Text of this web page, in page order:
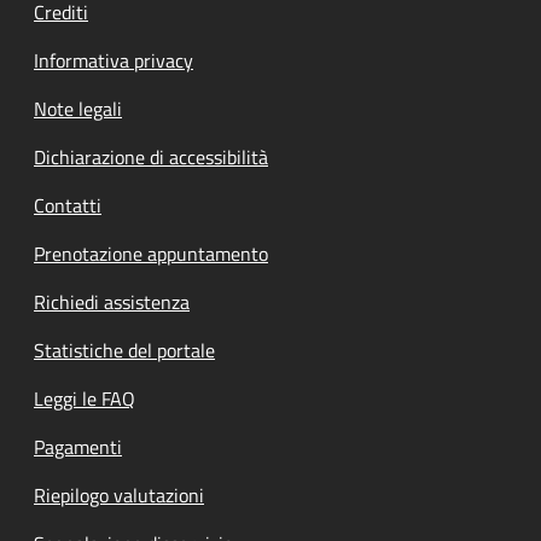
Crediti
Informativa privacy
Note legali
Dichiarazione di accessibilità
Contatti
Prenotazione appuntamento
Richiedi assistenza
Statistiche del portale
Leggi le FAQ
Pagamenti
Riepilogo valutazioni